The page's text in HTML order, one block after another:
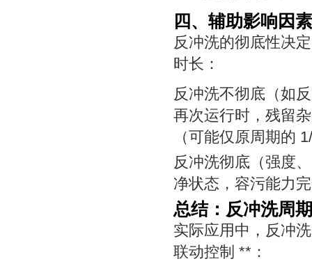
四、辅助影响因
反冲洗的彻底性决
时长：
反冲洗不彻底（如
再次运行时，残留
（可能仅原周期的
反冲洗彻底（强度
净状态，容污能力
总结：反冲洗周
实际应用中，反冲
联动控制 **：